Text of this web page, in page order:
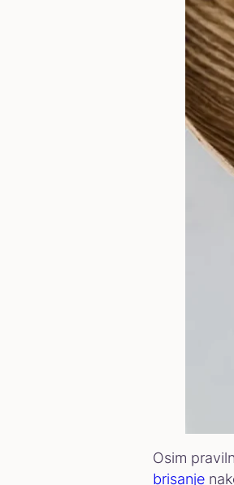
Osim
brisanje